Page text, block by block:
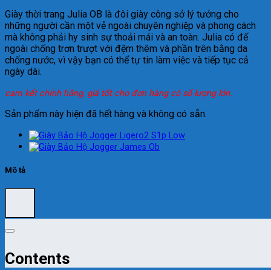
Giày thời trang Julia OB là đôi giày công sở lý tưởng cho
những người cần một vẻ ngoài chuyên nghiệp và phong cách
mà không phải hy sinh sự thoải mái và an toàn. Julia có đế
ngoài chống trơn trượt với đệm thêm và phần trên bằng da
chống nước, vì vậy bạn có thể tự tin làm việc và tiếp tục cả
ngày dài.
cam kết chính hãng, giá tốt cho đơn hàng có số lượng lớn.
Sản phẩm này hiện đã hết hàng và không có sẵn.
Mô tả
Contents